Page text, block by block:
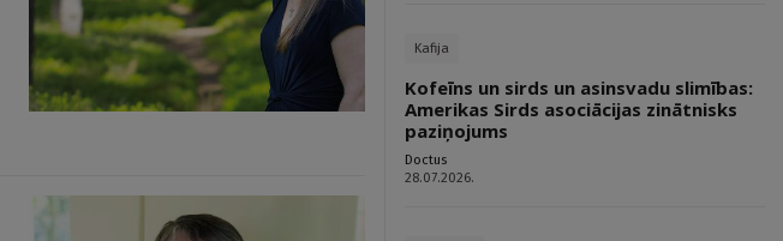
Kafija
Kofeīns un sirds un asinsvadu slimības:
Amerikas Sirds asociācijas zinātnisks
paziņojums
Doctus
28.07.2026.